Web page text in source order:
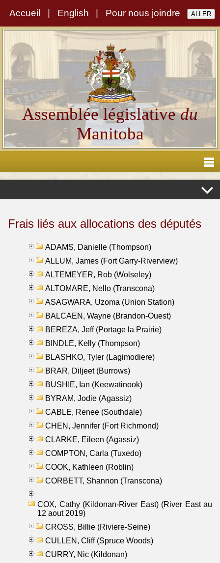
Accueil English Pour nous joindre
Assemblée législativedu
Manitoba
Frais liés aux allocations des députés
ADAMS, Danielle (Thompson)
ALLUM, James (Fort Garry-Riverview)
ALTEMEYER, Rob (Wolseley)
ALTOMARE, Nello (Transcona)
ASAGWARA, Uzoma (Union Station)
BALCAEN, Wayne (Brandon-Ouest)
BEREZA, Jeff (Portage la Prairie)
BINDLE, Kelly (Thompson)
BLASHKO, Tyler (Lagimodiere)
BRAR, Diljeet (Burrows)
BUSHIE, Ian (Keewatinook)
BYRAM, Jodie (Agassiz)
CABLE, Renee (Southdale)
CHEN, Jennifer (Fort Richmond)
CLARKE, Eileen (Agassiz)
COMPTON, Carla (Tuxedo)
COOK, Kathleen (Roblin)
CORBETT, Shannon (Transcona)
COX, Cathy (Kildonan-River East) (River East au
12 aout 2019)
CROSS, Billie (Riviere-Seine)
CULLEN, Cliff (Spruce Woods)
CURRY, Nic (Kildonan)